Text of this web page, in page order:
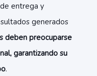
entrega y
generados
deben preocuparse
garantizando su
.